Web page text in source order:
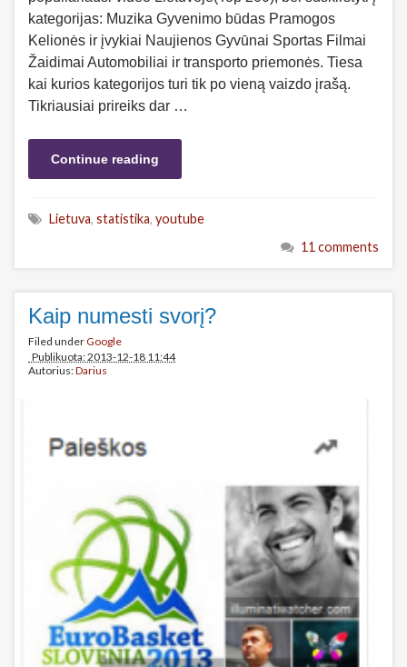
kategorijas: Muzika Gyvenimo būdas Pramogos
Kelionės ir įvykiai Naujienos Gyvūnai Sportas Filmai
Žaidimai Automobiliai ir transporto priemonės. Tiesa
kai kurios kategorijos turi tik po vieną vaizdo įrašą.
Tikriausiai prireiks dar …
Continue reading
Lietuva, statistika, youtube
11 comments
Kaip numesti svorį?
Filed underGoogle
Publikuota: 2013-12-18 11:44
Autorius:Darius